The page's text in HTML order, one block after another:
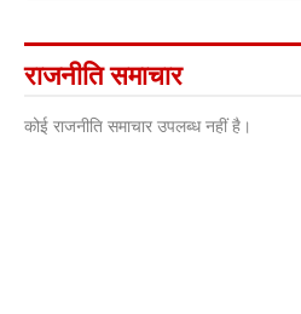
राजनीति समाचार
कोई राजनीति समाचार उपलब्ध नहीं है।